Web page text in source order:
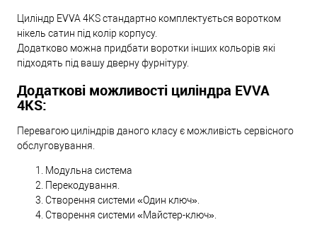
Циліндр EVVA 4KS стандартно комплектується воротком
нікель сатин під колір корпусу.
Додатково можна придбати воротки інших кольорів які
підходять під вашу дверну фурнітуру.
Додаткові можливості циліндра EVVA
4KS:
Перевагою циліндрів даного класу є можливість сервісного
обслуговування.
Модульна система
Перекодування.
Створення системи «Один ключ».
Створення системи «Майстер-ключ».